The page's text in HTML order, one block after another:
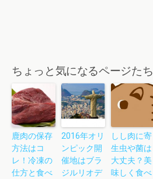
ちょっと気になるページたち
鹿肉の保存
方法はコ
レ！冷凍の
仕方と食べ
2016年オリ
ンピック開
催地はブラ
ジルリオデ
しし肉に寄
生虫や菌は
大丈夫？美
味しく食べ